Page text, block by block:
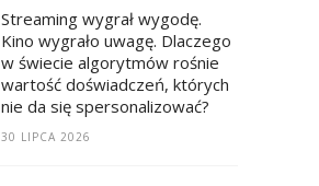
Streaming wygrał wygodę.
Kino wygrało uwagę. Dlaczego
w świecie algorytmów rośnie
wartość doświadczeń, których
nie da się spersonalizować?
30 LIPCA 2026